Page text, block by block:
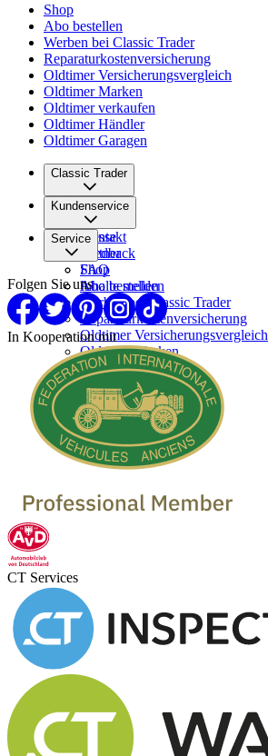
Shop
Abo bestellen
Werben bei Classic Trader
Reparaturkostenversicherung
Oldtimer Versicherungsvergleich
Oldtimer Marken
Oldtimer verkaufen
Oldtimer Händler
Oldtimer Garagen
Classic Trader
Über uns
Karriere
Presse
Partner
Kundenservice
Kontakt
Feedback
FAQ
Inhalte melden
Service
Shop
Abo bestellen
Werben bei Classic Trader
Reparaturkostenversicherung
Oldtimer Versicherungsvergleich
Oldtimer Marken
Oldtimer verkaufen
Oldtimer Händler
Oldtimer Garagen
Folgen Sie uns
In Kooperation mit
CT Services